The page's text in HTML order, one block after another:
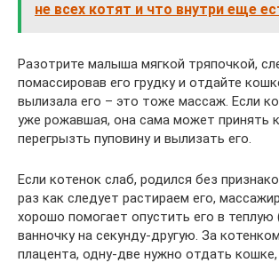
не всех котят и что внутри еще
Разотрите малыша мягкой тряпочкой,
помассировав его грудку и отдайте
вылизала его – это тоже массаж. Если
уже рожавшая, она сама может принять
перегрызть пуповину и вылизать его.
Если котенок слаб, родился без
раз как следует растираем его,
хорошо помогает опустить его в теплую
ванночку на секунду-другую. За
плацента, одну-две нужно отдать